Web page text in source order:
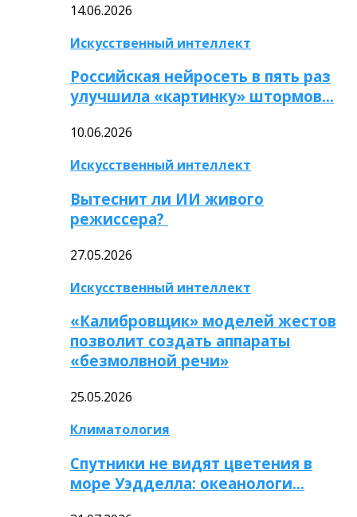
14.06.2026
Искусственный интеллект
Российская нейросеть в пять раз
улучшила «картинку» штормов…
10.06.2026
Искусственный интеллект
Вытеснит ли ИИ живого
режиссера?
27.05.2026
Искусственный интеллект
«Калибровщик» моделей жестов
позволит создать аппараты
«безмолвной речи»
25.05.2026
Климатология
Спутники не видят цветения в
море Уэдделла: океанологи…